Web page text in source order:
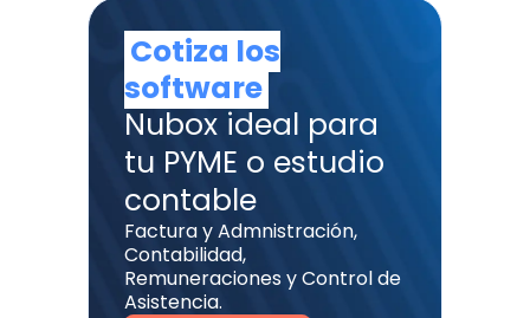
Cotiza los
software
Nubox ideal para
tu PYME o estudio
contable
Factura y Admnistración,
Contabilidad,
Remuneraciones y Control de
Asistencia.